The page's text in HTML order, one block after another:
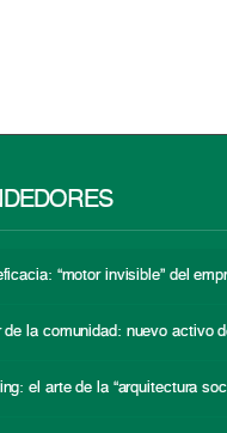
“motor invisible” del
de la comunidad: nuevo activo
el arte de la “arquitectura